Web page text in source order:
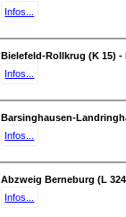
Infos...
Bielefeld-Rollkrug (K 15)
Infos...
Barsinghausen-
Infos...
Abzweig Berneburg (L
Infos...